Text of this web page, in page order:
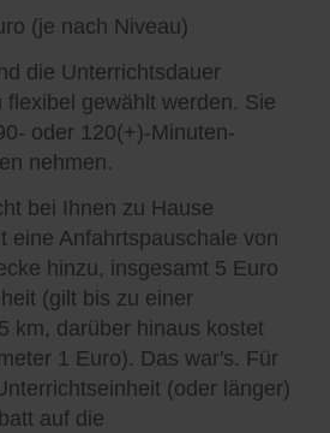
(je nach Niveau)
die Unterrichtsdauer
flexibel gewählt werden. Sie
oder 120(+)-Minuten-
nehmen.
bei Ihnen zu Hause
eine Anfahrtspauschale von
hinzu, insgesamt 5 Euro
(gilt bis zu einer
km, darüber hinaus kostet
1 Euro). Das war's. Für
(oder länger)
auf die